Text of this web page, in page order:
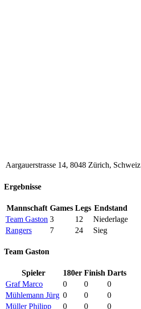
Aargauerstrasse 14, 8048 Zürich, Schweiz
Ergebnisse
Mannschaft Games Legs Endstand
Team Gaston 3 12
Niederlage
Rangers
7 24 Sieg
Team Gaston
Spieler 180er Finish Darts
Graf Marco
0 0
0
Mühlemann Jürg 0 0
0
Müller Philipp
0 0
0